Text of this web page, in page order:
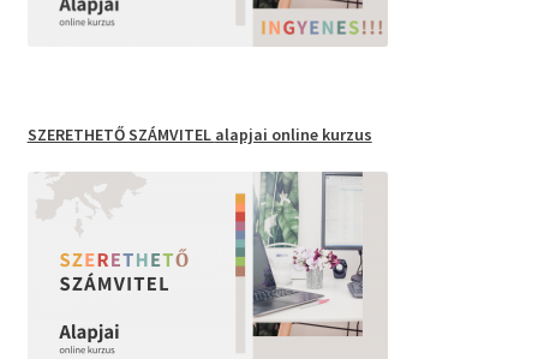
SZERETHETŐ SZÁMVITEL alapjai online kurzus